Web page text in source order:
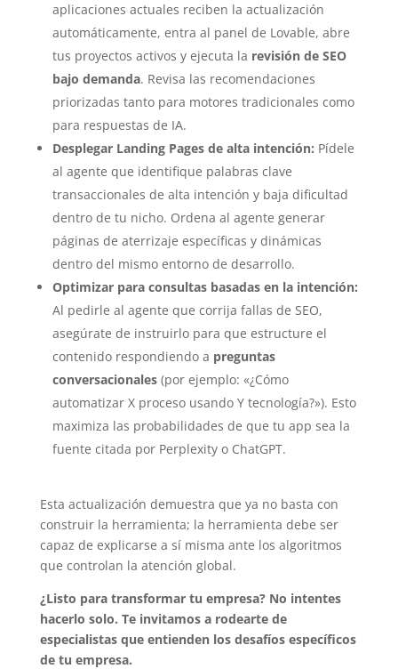
aplicaciones actuales reciben la actualización
automáticamente, entra al panel de Lovable, abre
tus proyectos activos y ejecuta la revisión de SEO
bajo demanda. Revisa las recomendaciones
priorizadas tanto para motores tradicionales como
para respuestas de IA.
Desplegar Landing Pages de alta intención: Pídele
al agente que identifique palabras clave
transaccionales de alta intención y baja dificultad
dentro de tu nicho. Ordena al agente generar
páginas de aterrizaje específicas y dinámicas
dentro del mismo entorno de desarrollo.
Optimizar para consultas basadas en la intención:
Al pedirle al agente que corrija fallas de SEO,
asegúrate de instruirlo para que estructure el
contenido respondiendo a preguntas
conversacionales(por ejemplo: «¿Cómo
automatizar X proceso usando Y tecnología?»). Esto
maximiza las probabilidades de que tu app sea la
fuente citada por Perplexity o ChatGPT.
Esta actualización demuestra que ya no basta con
construir la herramienta; la herramienta debe ser
capaz de explicarse a sí misma ante los algoritmos
que controlan la atención global.
¿Listo para transformar tu empresa? No intentes
hacerlo solo. Te invitamos a rodearte de
especialistas que entienden los desafíos específicos
de tu empresa.